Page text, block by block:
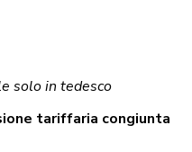
solo in tedesco
tariffaria congiunta